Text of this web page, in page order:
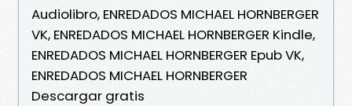
Audiolibro, ENREDADOS MICHAEL HORNBERGER
VK, ENREDADOS MICHAEL HORNBERGER Kindle,
ENREDADOS MICHAEL HORNBERGER Epub VK,
ENREDADOS MICHAEL HORNBERGER
Descargar gratis